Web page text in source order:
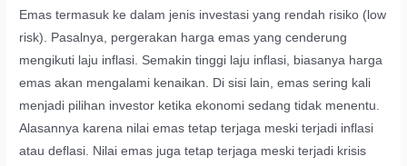
Emas termasuk ke dalam jenis investasi yang rendah risiko (low
risk). Pasalnya, pergerakan harga emas yang cenderung
mengikuti laju inflasi. Semakin tinggi laju inflasi, biasanya harga
emas akan mengalami kenaikan. Di sisi lain, emas sering kali
menjadi pilihan investor ketika ekonomi sedang tidak menentu.
Alasannya karena nilai emas tetap terjaga meski terjadi inflasi
atau deflasi. Nilai emas juga tetap terjaga meski terjadi krisis